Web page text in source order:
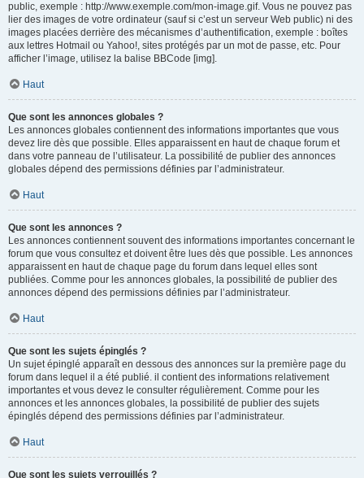
public, exemple : http://www.exemple.com/mon-image.gif. Vous ne pouvez pas
lier des images de votre ordinateur (sauf si c’est un serveur Web public) ni des
images placées derrière des mécanismes d’authentification, exemple : boîtes
aux lettres Hotmail ou Yahoo!, sites protégés par un mot de passe, etc. Pour
afficher l’image, utilisez la balise BBCode [img].
Haut
Que sont les annonces globales ?
Les annonces globales contiennent des informations importantes que vous
devez lire dès que possible. Elles apparaissent en haut de chaque forum et
dans votre panneau de l’utilisateur. La possibilité de publier des annonces
globales dépend des permissions définies par l’administrateur.
Haut
Que sont les annonces ?
Les annonces contiennent souvent des informations importantes concernant le
forum que vous consultez et doivent être lues dès que possible. Les annonces
apparaissent en haut de chaque page du forum dans lequel elles sont
publiées. Comme pour les annonces globales, la possibilité de publier des
annonces dépend des permissions définies par l’administrateur.
Haut
Que sont les sujets épinglés ?
Un sujet épinglé apparaît en dessous des annonces sur la première page du
forum dans lequel il a été publié. il contient des informations relativement
importantes et vous devez le consulter régulièrement. Comme pour les
annonces et les annonces globales, la possibilité de publier des sujets
épinglés dépend des permissions définies par l’administrateur.
Haut
Que sont les sujets verrouillés ?